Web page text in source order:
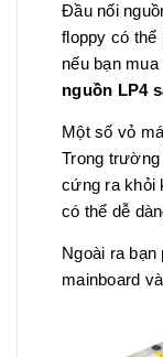
Đầu nối
floppy có thể
nếu bạn mua
nguồn LP4
Một số vỏ
Trong
cứng ra khỏi
có thể dễ
Ngoài ra
mainboard